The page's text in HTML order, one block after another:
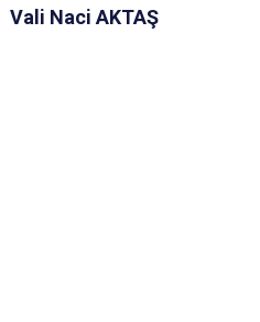
Vali Naci AKTAŞ